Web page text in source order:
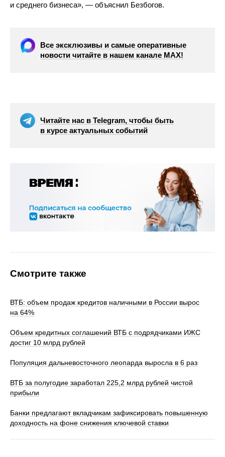
и среднего бизнеса», — объяснил Безбогов.
Все эксклюзивы и самые оперативные
новости читайте в нашем канале МАХ!
Читайте нас в Telegram, чтобы быть
в курсе актуальных событий
Смотрите также
ВТБ: объем продаж кредитов наличными в России вырос
на 64%
Объем кредитных соглашений ВТБ с подрядчиками ИЖС
достиг 10 млрд рублей
Популяция дальневосточного леопарда выросла в 6 раз
ВТБ за полугодие заработал 225,2 млрд рублей чистой
прибыли
Банки предлагают вкладчикам зафиксировать повышенную
доходность на фоне снижения ключевой ставки